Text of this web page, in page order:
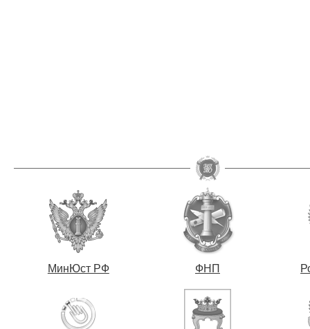
МинЮст РФ ФНП